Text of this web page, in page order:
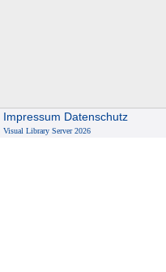
Impressum Datenschutz
Visual Library Server 2026